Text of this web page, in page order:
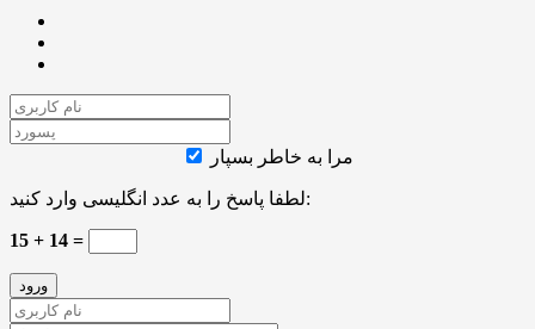
مرا به خاطر بسپار
لطفا پاسخ را به عدد انگلیسی وارد کنید:
15 + 14 =